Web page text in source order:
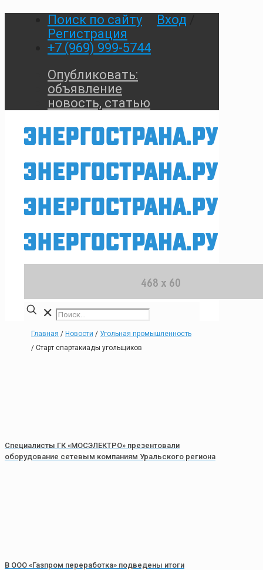
Поиск по сайту Вход
Регистрация
+7 (969) 999-5744
Опубликовать:
объявление
новость, статью
✕
Главная / Новости / Угольная промышленность
/ Старт спартакиады угольщиков
Специалисты ГК «МОСЭЛЕКТРО» презентовали
оборудование сетевым компаниям Уральского региона
В ООО «Газпром переработка» подведены итоги